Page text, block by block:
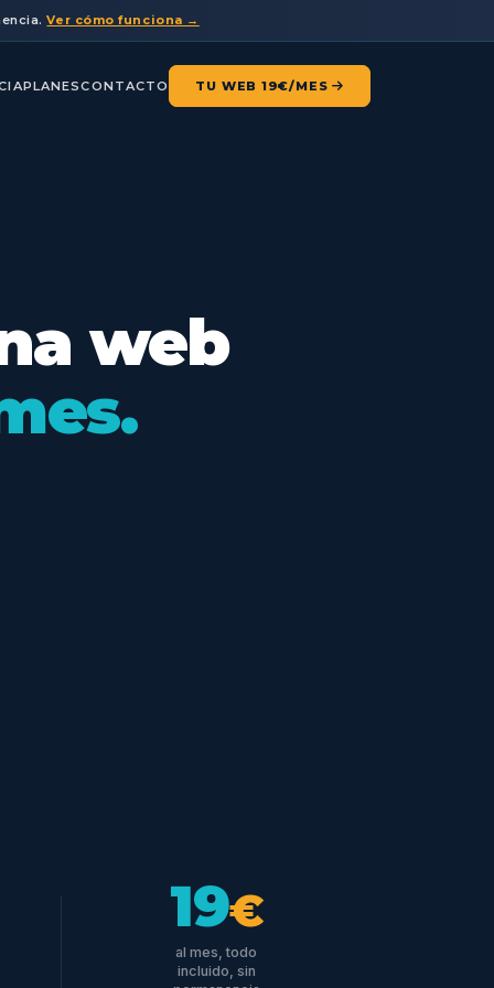
Ver cómo funciona →
PLANESCONTACTO TU WEB 19€/MES
web
19€
al mes, todo
incluido, sin